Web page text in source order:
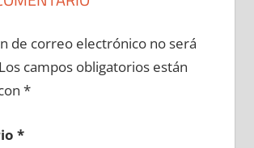
de correo electrónico no será
Los campos obligatorios están
*
*